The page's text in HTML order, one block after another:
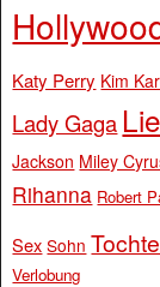
Katy Perry Kim
Lady Gaga
Jackson Miley
Rihanna Robert
Sex Sohn
Verlobung